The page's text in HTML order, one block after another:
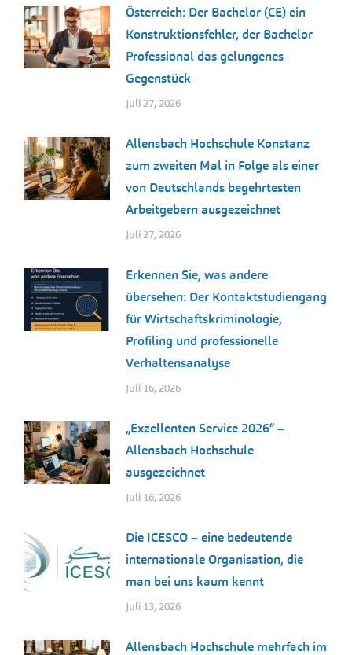
Österreich: Der Bachelor (CE) ein
Konstruktionsfehler, der Bachelor
Professional das gelungenes
Gegenstück
Juli 27, 2026
Allensbach Hochschule Konstanz
zum zweiten Mal in Folge als einer
von Deutschlands begehrtesten
Arbeitgebern ausgezeichnet
Juli 27, 2026
Erkennen Sie, was andere
übersehen: Der Kontaktstudiengang
für Wirtschaftskriminologie,
Profiling und professionelle
Verhaltensanalyse
Juli 16, 2026
„Exzellenten Service 2026“ –
Allensbach Hochschule
ausgezeichnet
Juli 16, 2026
Die ICESCO – eine bedeutende
internationale Organisation, die
man bei uns kaum kennt
Juli 13, 2026
Allensbach Hochschule mehrfach im